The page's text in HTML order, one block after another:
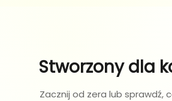
Stworzony dla
Zacznij od zera lub sprawdź,